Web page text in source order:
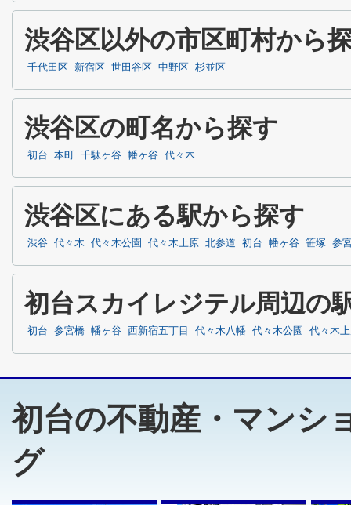
渋谷区以外の市区町村から
千代田区 新宿区 世田谷区 中野区 杉並区
渋谷区の町名から探す
初台 本町 千駄ヶ谷 幡ヶ谷 代々木
渋谷区にある駅から探す
渋谷 代々木 代々木公園 代々木上原 北参道 初台 幡ヶ谷 笹塚 参
初台スカイレジテル周辺の
初台 参宮橋 幡ヶ谷 西新宿五丁目 代々木八幡 代々木公園 代々木
初台の不動産・マンシ
グ